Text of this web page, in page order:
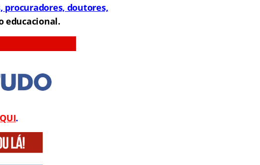
procuradores, doutores,
educacional.
.